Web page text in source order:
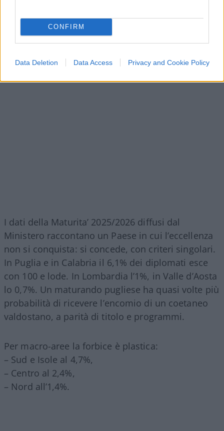
CONFIRM
Data Deletion Data Access Privacy and Cookie Policy
I dati della Maturita’ 2025/2026 diffusi dal
Ministero raccontano un Paese in cui l’eccellenza
non si conquista: si concede, con criteri singolari.
In Puglia e in Calabria il 6,1% dei diplomati esce
con 100 e lode. In Lombardia l’1%, in Valle d’Aosta
lo 0,7%. Un maturando pugliese ha quasi volte più
probabilità di ricevere l’encomio di un coetaneo
valdostano, a parità di titolo e programmi.
Per macro-aree la forbice è plastica:
– Sud e Isole al 4,7%,
– Centro al 2,4%,
– Nord all’1,4%.